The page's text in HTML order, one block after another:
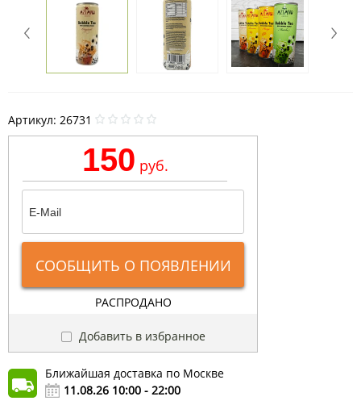
Артикул: 26731
150 руб.
СООБЩИТЬ О ПОЯВЛЕНИИ
РАСПРОДАНО
Добавить в избранное
Ближайшая доставка по Москве
11.08.26 10:00 - 22:00